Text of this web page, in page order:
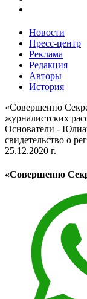
Новости
Пресс-центр
Реклама
Редакция
Авторы
История
«Совершенно
журналистских
Основатели -
свидетельство о
25.12.2020 г.
«Совершенно